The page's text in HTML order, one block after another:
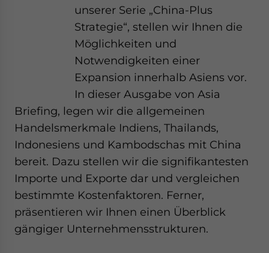
unserer Serie „China-Plus
Strategie“, stellen wir Ihnen die
Möglichkeiten und
Notwendigkeiten einer
Expansion innerhalb Asiens vor.
In dieser Ausgabe von Asia
Briefing, legen wir die allgemeinen
Handelsmerkmale Indiens, Thailands,
Indonesiens und Kambodschas mit China
bereit. Dazu stellen wir die signifikantesten
Importe und Exporte dar und vergleichen
bestimmte Kostenfaktoren. Ferner,
präsentieren wir Ihnen einen Überblick
gängiger Unternehmensstrukturen.